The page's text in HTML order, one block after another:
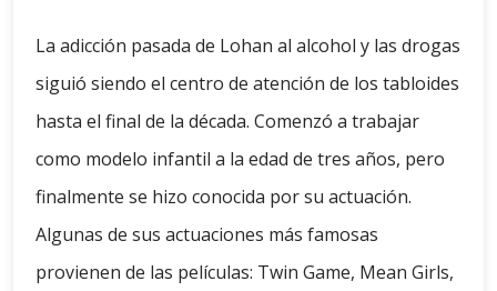
La adicción pasada de Lohan al alcohol y las drogas
siguió siendo el centro de atención de los tabloides
hasta el final de la década. Comenzó a trabajar
como modelo infantil a la edad de tres años, pero
finalmente se hizo conocida por su actuación.
Algunas de sus actuaciones más famosas
provienen de las películas: Twin Game, Mean Girls,